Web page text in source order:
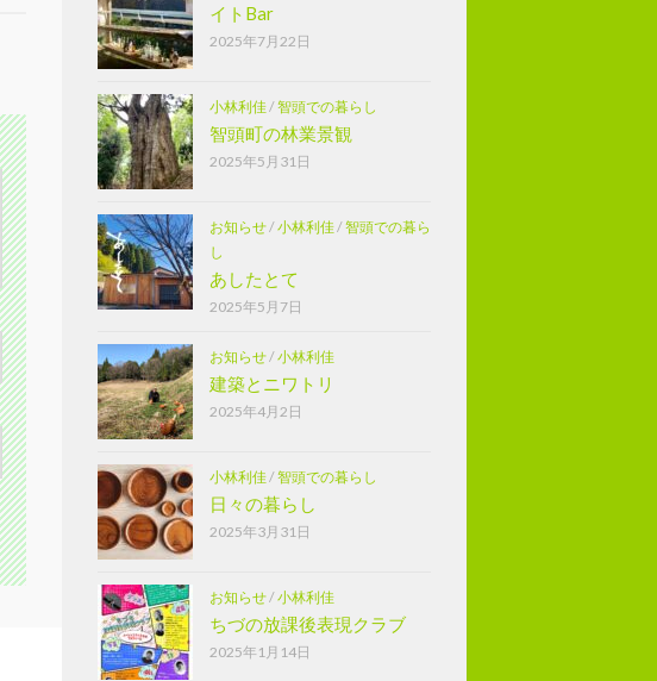
イトBar
2025年7月22日
小林利佳/智頭での暮らし
智頭町の林業景観
2025年5月31日
お知らせ/小林利佳/智頭での暮ら
し
あしたとて
2025年5月7日
お知らせ/小林利佳
建築とニワトリ
2025年4月2日
小林利佳/智頭での暮らし
日々の暮らし
2025年3月31日
お知らせ/小林利佳
ちづの放課後表現クラブ
2025年1月14日